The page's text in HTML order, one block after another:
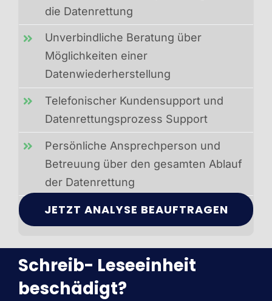
die Datenrettung
Unverbindliche Beratung über
Möglichkeiten einer
Datenwiederherstellung
Telefonischer Kundensupport und
Datenrettungsprozess Support
Persönliche Ansprechperson und
Betreuung über den gesamten Ablauf
der Datenrettung
JETZT ANALYSE BEAUFTRAGEN
Schreib- Leseeinheit
beschädigt?